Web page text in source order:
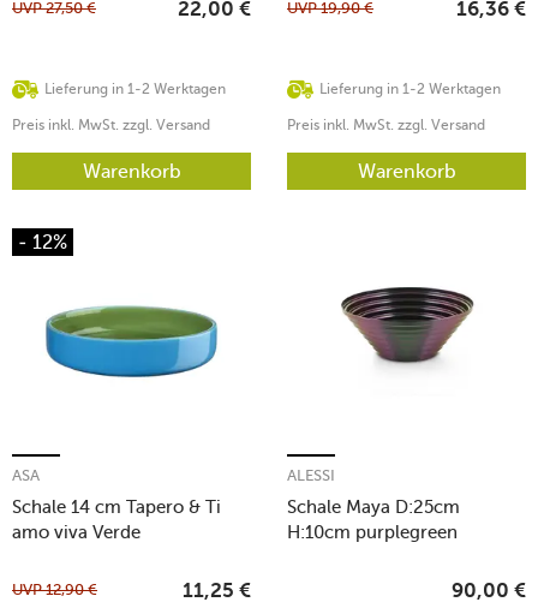
Lieferung in 1-2 Werktagen
UVP27,50 € 22,00 €
Preis inkl. MwSt. zzgl. Versand
Warenkorb
Lieferung in 1-2 Werktagen
UVP19,90 € 16,36 €
Preis inkl. MwSt. zzgl. Versand
Warenkorb
- 12%
Schale 14 cm Tapero & Ti
amo viva Verde
ASA
UVP12,90 € 11,25 €
Schale Maya D:25cm
H:10cm purplegreen
ALESSI
90,00 €